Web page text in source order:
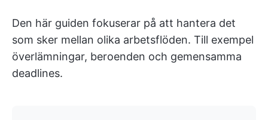
Den här guiden fokuserar på att hantera det
som sker mellan olika arbetsflöden. Till exempel
överlämningar, beroenden och gemensamma
deadlines.